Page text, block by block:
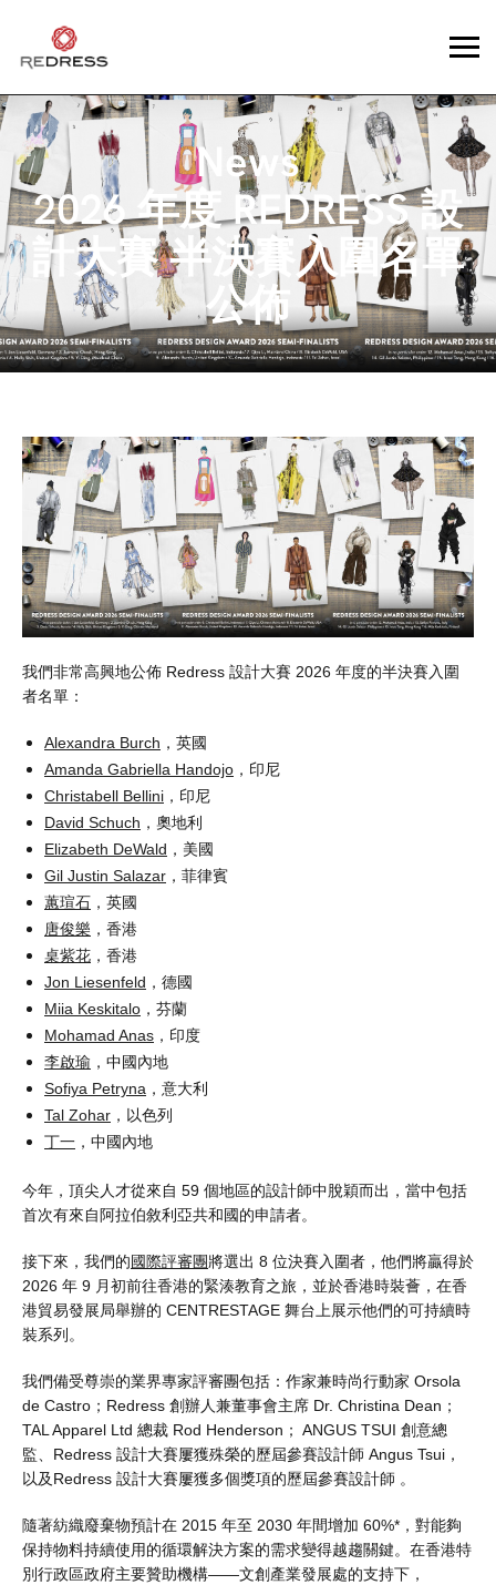
News
2026 年度 REDRESS 設
計大賽 半決賽入圍名單
公佈
我們非常高興地公佈 Redress 設計大賽 2026 年度的半決賽入圍
者名單：
Alexandra Burch ，英國
Amanda Gabriella Handojo ，印尼
Christabell Bellini ，印尼
David Schuch ，奧地利
Elizabeth DeWald ，美國
Gil Justin Salazar ，菲律賓
蕙瑄石 ，英國
唐俊樂 ，香港
桌紫花 ，香港
Jon Liesenfeld ，德國
Miia Keskitalo ，芬蘭
Mohamad Anas ，印度
李啟瑜 ，中國內地
Sofiya Petryna ，意大利
Tal Zohar ，以色列
丁一 ，中國內地
今年，頂尖人才從來自 59 個地區的設計師中脫穎而出，當中包括
首次有來自阿拉伯敘利亞共和國的申請者。
接下來，我們的國際評審團將選出 8 位決賽入圍者，他們將贏得於
2026 年 9 月初前往香港的緊湊教育之旅，並於香港時裝薈，在香
港貿易發展局舉辦的 CENTRESTAGE 舞台上展示他們的可持續時
裝系列。
我們備受尊崇的業界專家評審團包括：作家兼時尚行動家 Orsola
de Castro；Redress 創辦人兼董事會主席 Dr. Christina Dean；
TAL Apparel Ltd 總裁 Rod Henderson； ANGUS TSUI 創意總
監、Redress 設計大賽屢獲殊榮的歷屆參賽設計師 Angus Tsui，
以及Redress 設計大賽屢獲多個獎項的歷屆參賽設計師 。
隨著紡織廢棄物預計在 2015 年至 2030 年間增加 60%*，對能夠
保持物料持續使用的循環解決方案的需求變得越趨關鍵。在香港特
別行政區政府主要贊助機構——文創產業發展處的支持下，